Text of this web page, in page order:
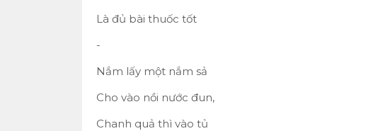
Là đủ bài thuốc tốt
-
Nắm lấy một nắm sả
Cho vào nồi nước đun,
Chanh quả thì vào tủ